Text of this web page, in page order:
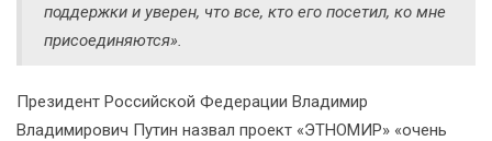
поддержки и уверен, что все, кто его посетил, ко мне
присоединяются».
Президент Российской Федерации Владимир
Владимирович Путин назвал проект «ЭТНОМИР» «очень